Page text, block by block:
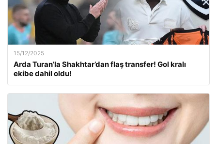
15/12/2025
Arda Turan’la Shakhtar’dan flaş transfer! Gol kralı
ekibe dahil oldu!